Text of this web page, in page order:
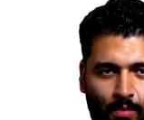
ANDRO И MARY GU
«ТАЙНА». СВОЕЙ
ИСКРЕННОСТЬЮ И
КОМПОЗИЦИЯ МОЖЕТ
ВСЕХ ВЛЮБЛЕННЫХ.